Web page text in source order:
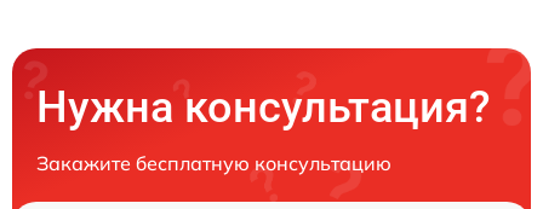
Нужна консультация?
Закажите бесплатную консультацию